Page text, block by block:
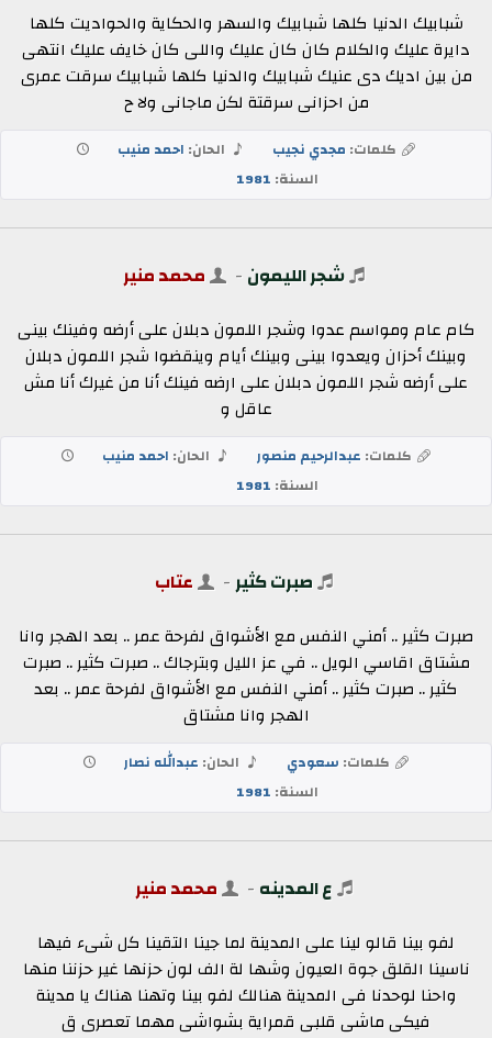
شبابيك الدنيا كلها شبابيك والسهر والحكاية والحواديت كلها
دايرة عليك والكلام كان كان عليك واللى كان خايف عليك انتهى
من بين اديك دى عنيك شبابيك والدنيا كلها شبابيك سرقت عمرى
من احزانى سرقتة لكن ماجانى ولا ح
كلمات: مجدي نجيب الحان: احمد منيب
السنة: 1981
شجر الليمون - محمد منير
كام عام ومواسم عدوا وشجر اللمون دبلان على أرضه وفينك بينى
وبينك أحزان ويعدوا بينى وبينك أيام وينقضوا شجر اللمون دبلان
على أرضه شجر اللمون دبلان على ارضه فينك أنا من غيرك أنا مش
عاقل و
كلمات: عبدالرحيم منصور الحان: احمد منيب
السنة: 1981
صبرت كثير- عتاب
صبرت كثير .. أمني النفس مع الأشواق لفرحة عمر .. بعد الهجر وانا
مشتاق اقاسي الويل .. في عز الليل وبترجاك .. صبرت كثير .. صبرت
كثير .. صبرت كثير .. أمني النفس مع الأشواق لفرحة عمر .. بعد
الهجر وانا مشتاق
كلمات: سعودي الحان: عبدالله نصار
السنة: 1981
ع المدينه - محمد منير
لفو بينا قالو لينا على المدينة لما جينا التقينا كل شىء فيها
ناسينا القلق جوة العيون وشها لة الف لون حزنها غير حزننا منها
واحنا لوحدنا فى المدينة هنالك لفو بينا وتهنا هناك يا مدينة
فيكى ماشى قلبى قمراية بشواشى مهما تعصرى ق